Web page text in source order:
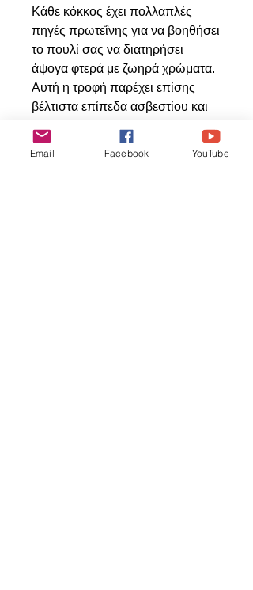
Κάθε κόκκος έχει πολλαπλές
πηγές πρωτεΐνης για να βοηθήσει
το πουλί σας να διατηρήσει
άψογα φτερά με ζωηρά χρώματα.
Αυτή η τροφή παρέχει επίσης
βέλτιστα επίπεδα ασβεστίου και
προέλευσης.
Email Facebook YouTube